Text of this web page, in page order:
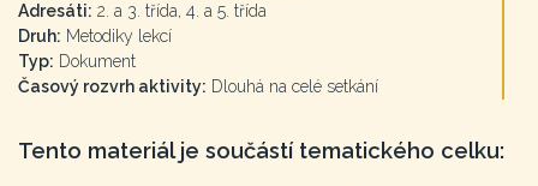
Adresáti: 2. a 3. třída, 4. a 5. třída
Druh: Metodiky lekcí
Typ: Dokument
Časový rozvrh aktivity: Dlouhá na celé setkání
Tento materiál je součástí tematického celku: